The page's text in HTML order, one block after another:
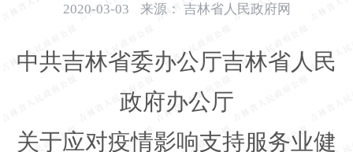
2020-03-03 来源： 吉林省人民政府网
中共吉林省委办公厅吉林省人民
政府办公厅
关于应对疫情影响支持服务业健